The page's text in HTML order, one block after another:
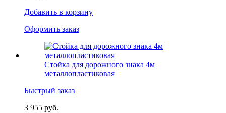
Добавить в корзину
Оформить заказ
Стойка для дорожного знака 4м
металлопластиковая
Быстрый заказ
3 955 руб.